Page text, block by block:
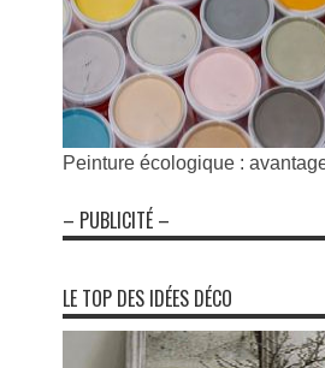
Peinture écologique :
– PUBLICITÉ –
LE TOP DES IDÉES DÉCO